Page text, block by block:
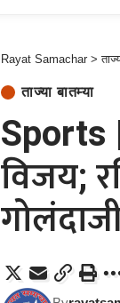
Rayat Samachar >
ताज्या बातम्या
Sports
विजय;